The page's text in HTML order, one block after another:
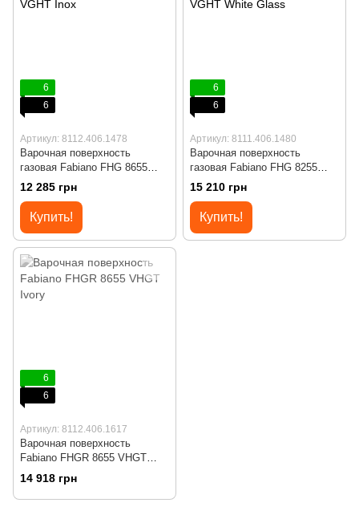
6
6
Артикул: 8112.406.1478
Варочная поверхность
газовая Fabiano FHG 8655
VGHT Inox
12 285 грн
Купить!
6
6
Артикул: 8111.406.1480
Варочная поверхность
газовая Fabiano FHG 8255
VGHT White Glass
15 210 грн
Купить!
6
6
Артикул: 8112.406.1617
Варочная поверхность
Fabiano FHGR 8655 VHGT
Ivory
14 918 грн